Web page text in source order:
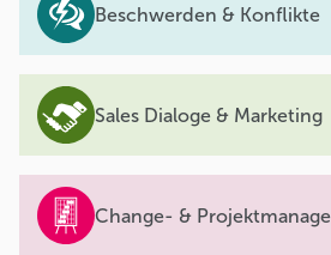
Beschwerden & Konflikte
Sales Dialoge & Marketing
Change- &